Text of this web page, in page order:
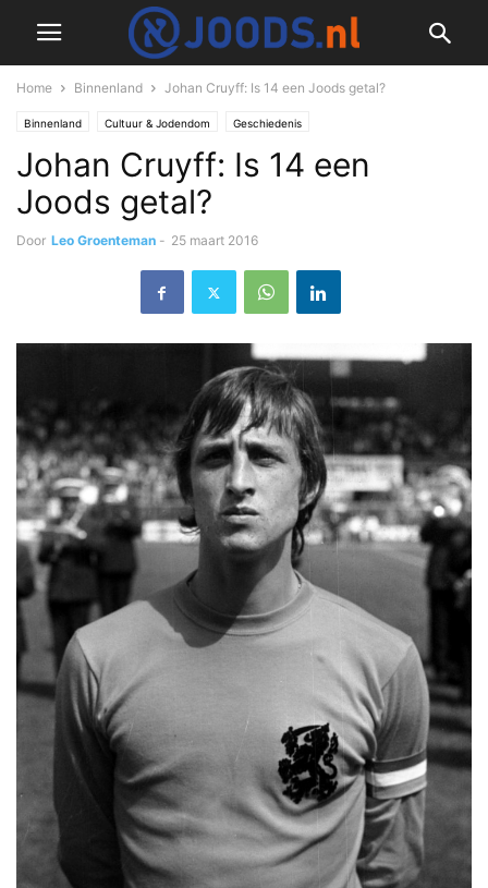
Home Binnenland Johan Cruyff: Is 14 een Joods getal?
Binnenland Cultuur & Jodendom Geschiedenis
Johan Cruyff: Is 14 een
Joods getal?
Door Leo Groenteman - 25 maart 2016